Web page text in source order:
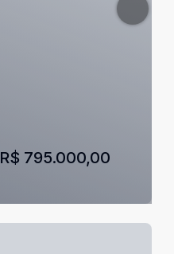
R$ 795.000,00